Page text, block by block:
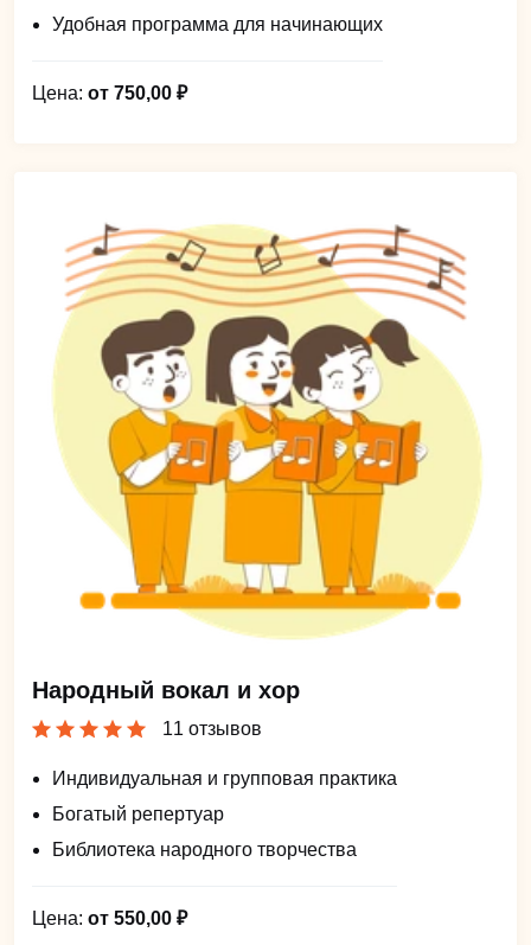
Удобная программа для начинающих
Цена: от 750,00 ₽
Народный вокал и хор
11 отзывов
Индивидуальная и групповая практика
Богатый репертуар
Библиотека народного творчества
Цена: от 550,00 ₽